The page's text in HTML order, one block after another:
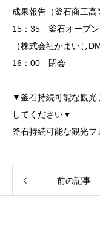
成果報告（釜石商工高
15：35 釜石オープン
（株式会社かまいし
16：00 閉会
▼釜石持続可能な観光
してください▼
釜石持続可能な観光
前の記事